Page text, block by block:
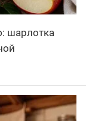
шарлотка